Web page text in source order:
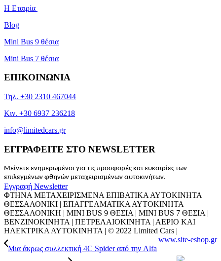
Η Εταιρία
Blog
Mini Bus 9 θέσια
Mini Bus 7 θέσια
ΕΠΙΚΟΙΝΩΝΙΑ
Τηλ. +30 2310 467044
Κιν. +30 6937 236218
info@limitedcars.gr
ΕΓΓΡΑΦΕΙΤΕ ΣΤΟ NEWSLETTER
Μείνετε ενημερωμένοι για τις προσφορές και ευκαιρίες των
επιλεγμένων φθηνών μεταχειρισμένων αυτοκινήτων.
Εγγραφή Newsletter
ΦΤΗΝΑ ΜΕΤΑΧΕΙΡΙΣΜΕΝΑ ΕΠΙΒΑΤΙΚΑ ΑΥΤΟΚΙΝΗΤΑ
ΘΕΣΣΑΛΟΝΙΚΙ | ΕΠΑΓΓΕΛΜΑΤΙΚΑ ΑΥΤΟΚΙΝΗΤΑ
ΘΕΣΣΑΛΟΝΙΚΗ | MINI BUS 9 ΘΕΣΙΑ | MINI BUS 7 ΘΕΣΙΑ |
ΒΕΝΖΙΝΟΚΙΝΗΤΑ | ΠΕΤΡΕΛΑΙΟΚΙΝΗΤΑ | ΑΕΡΙΟ ΚΑΙ
ΗΛΕΚΤΡΙΚΑ ΑΥΤΟΚΙΝΗΤΑ | © 2022 Limited Cars |
www.site-eshop.gr
Μια άκρως συλλεκτική 4C Spider από την Alfa